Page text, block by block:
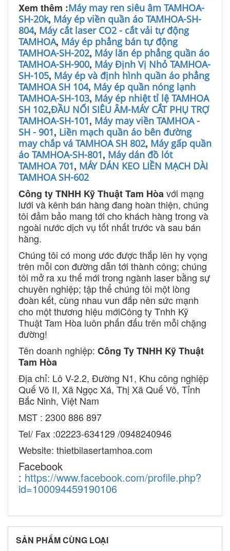
Xem thêm :Máy may ren siêu âm TAMHOA-
SH-20k, Máy ép viền quần áo TAMHOA-SH-
804, Máy cắt laser CO2 - cắt vải tự động
TAMHOA, Máy ép phẳng bán tự động
TAMHOA-SH-202, Máy lăn ép phẳng quần áo
TAMHOA-SH-900, Máy Định Vị Nhỏ TAMHOA-
SH-105, Máy ép và định hình quần áo phẳng
TAMHOA SH 104, Máy ép quần nóng lạnh
TAMHOA-SH-103, Máy ép nhiệt tỉ lệ TAMHOA
SH 102,ĐẦU NỐI SIÊU ÂM-MÁY CẮT PHỤ TRỢ
TAMHOA-SH-101, Máy may viền TAMHOA -
SH - 901, Liền mạch quần áo bên đường
may chắp vá TAMHOA SH 802, Máy gấp quần
áo TAMHOA-SH-801, Máy dán đồ lót
TAMHOA 701, MÁY DÁN KEO LIỀN MẠCH DÀI
TAMHOA SH-602
Công ty TNHH Kỹ Thuật Tam Hòavới mạng
lưới và kênh bán hàng đang hoàn thiện, chúng
tôi đảm bảo mang tới cho khách hàng trong và
ngoài nước dịch vụ tốt nhất trước và sau bán
hàng.
Chúng tôi có mong ước được thắp lên hy vọng
trên mỗi con đường dẫn tới thành công; chúng
tôi mở ra xu thế mới trong ngành laser bằng sự
chuyên nghiệp; tập thể chúng tôi một lòng
đoàn kết, cùng nhau vun đắp nên sức mạnh
cho một thương hiệu mớiCông ty Tnhh Kỹ
Thuật Tam Hòa luôn phấn đấu trên mỗi chặng
đường!
Tên doanh nghiệp: Công Ty TNHH Kỹ Thuật
Tam Hòa
Địa chỉ: Lô V-2.2, Đường N1, Khu công nghiệp
Quế Võ II, Xã Ngọc Xá, Thị Xã Quế Võ, Tỉnh
Bắc Ninh, Việt Nam
MST : 2300 886 897
Tel/ Fax :02223-634129 /0948240946
Website: thietbilasertamhoa.com
Facebook
: https://www.facebook.com/profile.php?
id=100094459190106
SẢN PHẨM CÙNG LOẠI